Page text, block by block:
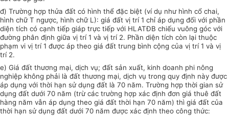
đ) Trường hợp thửa đất có hình thể đặc biệt (ví dụ như hình cổ chai,
hình chữ T ngược, hình chữ L): giá đất vị trí 1 chỉ áp dụng đối với phần
diện tích có cạnh tiếp giáp trực tiếp với HLATĐB chiếu vuông góc với
đường phân định giữa vị trí 1 và vị trí 2. Phần diện tích còn lại thuộc
phạm vi vị trí 1 được áp theo giá đất trung bình cộng của vị trí 1 và vị
trí 2.
e) Giá đất thương mại, dịch vụ; đất sản xuất, kinh doanh phi nông
nghiệp không phải là đất thương mại, dịch vụ trong quy định này được
áp dụng với thời hạn sửdụng đất là 70 năm. Trường hợp thời gian sử
dụng đất dưới 70 năm (trừ các trường hợp xác định đơn giá thuê đất
hàng năm vẫn áp dụng theo giá đất thời hạn 70 năm) thì giá đất của
thời hạn sửdụng đất dưới 70 năm được xác định theo công thức: